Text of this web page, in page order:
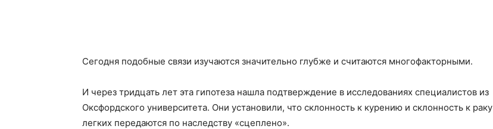
Сегодня подобные связи изучаются значительно глубже и считаются многофакторными.
И через тридцать лет эта гипотеза нашла подтверждение в исследованиях специалистов из
Оксфордского университета. Они установили, что склонность к курению и склонность к раку
легких передаются по наследству «сцеплено».